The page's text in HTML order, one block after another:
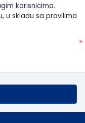
korisnicima.
u skladu sa pravilima
*